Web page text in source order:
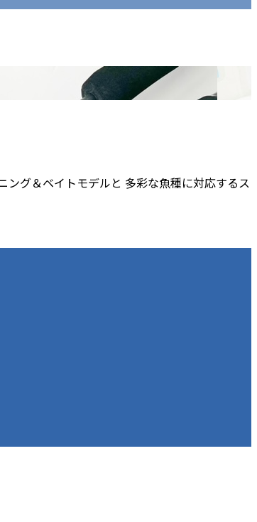
グ＆ベイトモデルと 多彩な魚種に対応するス